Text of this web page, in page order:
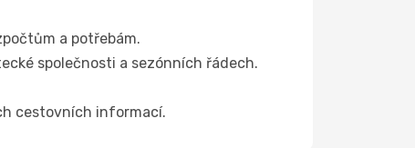
a potřebám.
společnosti a sezónních řádech.
cestovních informací.